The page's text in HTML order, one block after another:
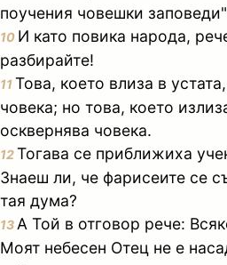
поучения човешки
10 И като повика народа,
разбирайте!
11Това, което влиза в
човека; но това, което
осквернява човека.
12Тогава се приближиха
Знаеш ли, че фарисеите се
тая дума?
13 А Той в отговор рече:
Моят небесен Отец не е